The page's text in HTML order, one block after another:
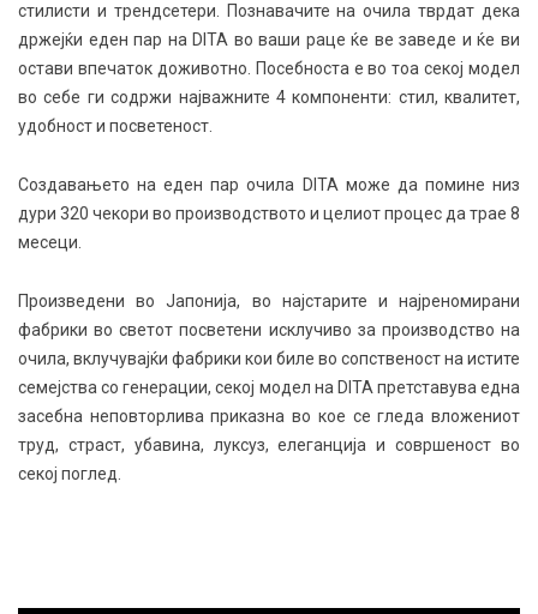
стилисти и трендсетери. Познавачите на очила тврдат дека
држејќи еден пар на DITA во ваши раце ќе ве заведе и ќе ви
остави впечаток доживотно. Посебноста е во тоа секој модел
во себе ги содржи најважните 4 компоненти: стил, квалитет,
удобност и посветеност.
Создавањето на еден пар очила DITA може да помине низ
дури 320 чекори во производството и целиот процес да трае 8
месеци.
Произведени во Јапонија, во најстарите и најреномирани
фабрики во светот посветени исклучиво за производство на
очила, вклучувајќи фабрики кои биле во сопственост на истите
семејства со генерации, секој модел на DITA претставува една
засебна неповторлива приказна во кое се гледа вложениот
труд, страст, убавина, луксуз, елеганција и совршеност во
секој поглед.